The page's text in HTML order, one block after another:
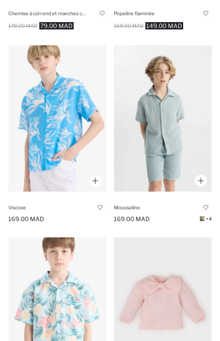
79.00 MAD
149.00 MAD
Popeline flammée
149.00 MAD
169.00 MAD
Viscose
169.00 MAD
Mousseline
169.00 MAD +4